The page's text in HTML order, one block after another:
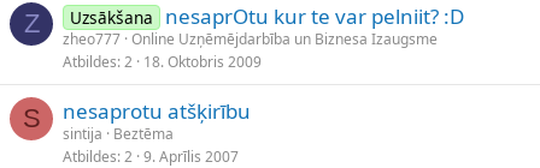
Z Uzsākšana nesaprOtu kur te var pelniit? :D
zheo777 Online Uzņēmējdarbība un Biznesa Izaugsme
Atbildes 2 18. Oktobris 2009
S nesaprotu atšķirību
sintija
Beztēma
Atbildes 2 9. Aprīlis 2007